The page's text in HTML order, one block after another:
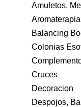
Amuletos,
Aromaterapia
Balancing
Colonias
Cruces
Decoracion
Despojos,